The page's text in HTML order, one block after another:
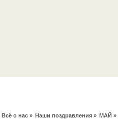
Всё о нас» Наши поздравления» МАЙ »